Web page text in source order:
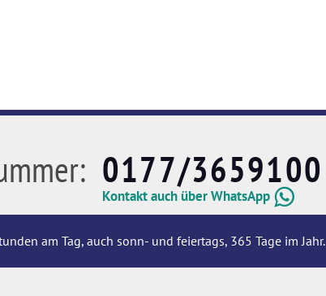
0177/3659100
Kontakt auch über WhatsApp
am Tag, auch sonn- und feiertags, 365 Tage im Jahr.